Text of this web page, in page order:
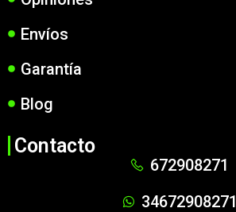
Envíos
Garantía
Blog
Contacto
672908271
34672908271